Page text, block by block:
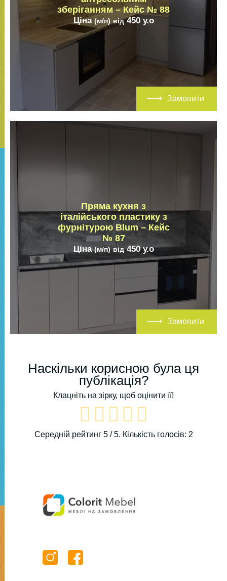
зберіганням – Кейс № 88
Ціна (м/п) від450 у.о
Замовити
Пряма кухня з
італійського пластику з
фурнітурою Blum – Кейс
№ 87
Ціна(м/п) від450у.о
Замовити
Наскільки корисною була ця
публікація?
Клацніть на зірку, щоб оцінити її!
Середній рейтинг 5/ 5. Кількість голосів: 2